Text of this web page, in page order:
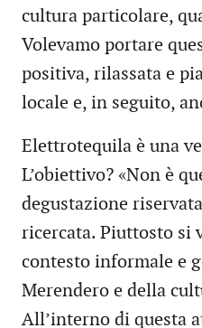
cultura particolare,
Volevamo portare
positiva, rilassata e
locale e, in seguito,
Elettrotequila è una
L’obiettivo? «Non è
degustazione
ricercata. Piuttosto si
contesto informale e
Merendero e della
All’interno di questa